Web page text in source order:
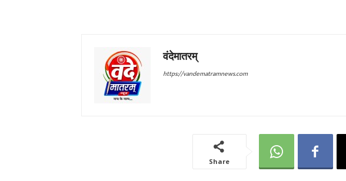
वंदेमातरम्
https://vandematramnews.com
Share